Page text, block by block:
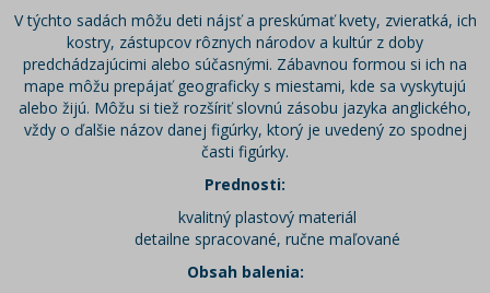
V týchto sadách môžu deti nájsť a preskúmať kvety, zvieratká, ich
kostry, zástupcov rôznych národov a kultúr z doby
predchádzajúcimi alebo súčasnými. Zábavnou formou si ich na
mape môžu prepájať geograficky s miestami, kde sa vyskytujú
alebo žijú. Môžu si tiež rozšíriť slovnú zásobu jazyka anglického,
vždy o ďalšie názov danej figúrky, ktorý je uvedený zo spodnej
časti figúrky.
Prednosti:
kvalitný plastový materiál
detailne spracované, ručne maľované
Obsah balenia: